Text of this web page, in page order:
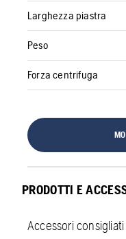
Larghezza piastra
Peso
Forza centrifuga
PRODOTTI E
Accessori